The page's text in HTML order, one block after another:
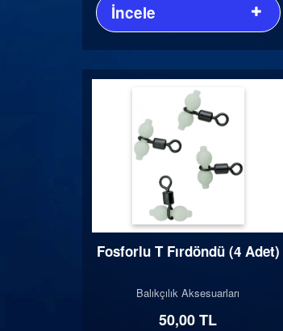
İncele
Fosforlu T Fırdöndü (4 Adet)
Balıkçılık Aksesuarları
50,00 TL